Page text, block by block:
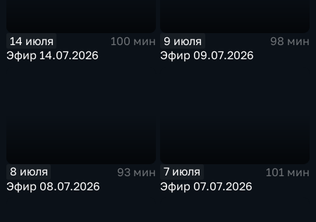
14 июля
100 мин
Эфир 14.07.2026
9 июля
98 мин
Эфир 09.07.2026
8 июля
93 мин
Эфир 08.07.2026
7 июля
101 мин
Эфир 07.07.2026